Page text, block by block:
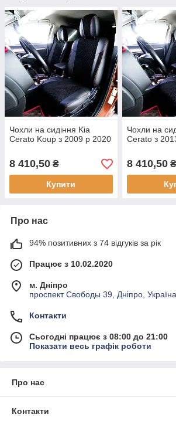
Чохли на сидіння Kia
Cerato Koup з 2009 р 2020
8 410,50 ₴
Купити
Чохли на
Cerato з
8 410,50₴
Про нас
94% позитивних з 74 відгуків за рік
Працює з 10.02.2020
м. Дніпро
проспект Свободы 39, Дніпро, Україна
Контакти
Сьогодні працює з 08:00 до 21:00
Показати весь графік роботи
Про нас
Контакти